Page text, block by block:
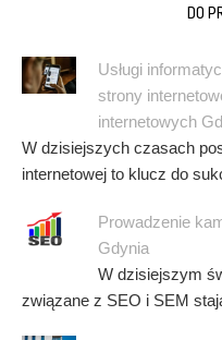
DO
Usługi
strony
internetowych
W dzisiejszych czasach
internetowej to klucz do
Prowadzenie
Gdynia
W dzisiejszym
związane z SEO i SEM